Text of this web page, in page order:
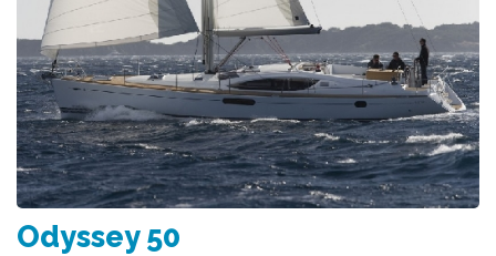
Odyssey 50